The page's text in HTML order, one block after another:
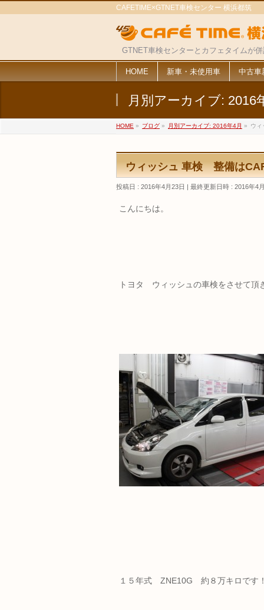
CAFETIME×GTNET車検センター 横浜都筑
GTNET車検センターとカフェタイムが
HOME 新車・未使用車 中古車
月別アーカイブ: 2016
HOME » ブログ » 月別アーカイブ: 2016年4月 » ウ
ウィッシュ 車検 整備は
投稿日 : 2016年4月23日 最終更新日時 : 2016年4
こんにちは。
トヨタ ウィッシュの車検をさせて頂
１５年式 ZNE10G 約８万キロです